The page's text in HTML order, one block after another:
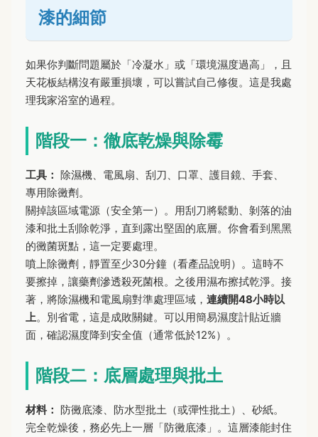
漆的細節
如果你判斷問題屬於「冷凝水」或「環境濕度過高」，且
天花板結構沒有嚴重損壞，可以嘗試自己修復。這是我處
理我家浴室的過程。
階段一：徹底乾燥與除霉
工具： 除濕機、電風扇、刮刀、口罩、護目鏡、手套、
專用除黴劑。
關掉該區域電源（安全第一）。用刮刀將鬆動、剝落的油
漆和批土刮除乾淨，直到露出堅固的底層。你會看到黑黑
的黴菌斑點，這一定要處理。
噴上除黴劑，靜置至少30分鐘（看產品說明）。這時不
要擦掉，讓藥劑滲透殺死菌根。之後用濕布擦拭乾淨。接
著，將除濕機和電風扇對準處理區域， 連續開48小時以
上。別省電，這是成敗關鍵。可以用簡易濕度計貼近牆
面，確認濕度降到安全值（通常低於12%）。
階段二：底層處理與批土
材料： 防黴底漆、防水型批土（或彈性批土）、砂紙。
完全乾燥後，務必先上一層「防黴底漆」。這層漆能封住